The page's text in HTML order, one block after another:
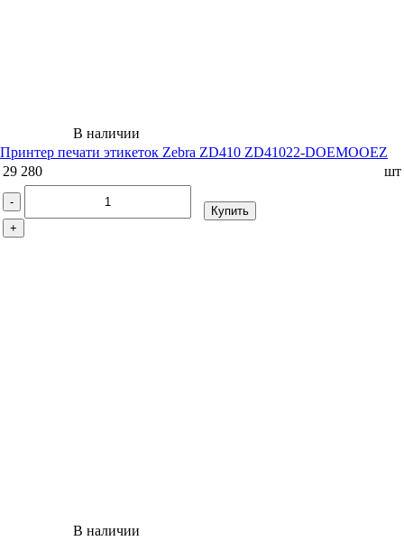
В наличии
Принтер печати этикеток Zebra ZD410 ZD41022-DOEMOOEZ
29 280
шт
-
+
Купить
В наличии